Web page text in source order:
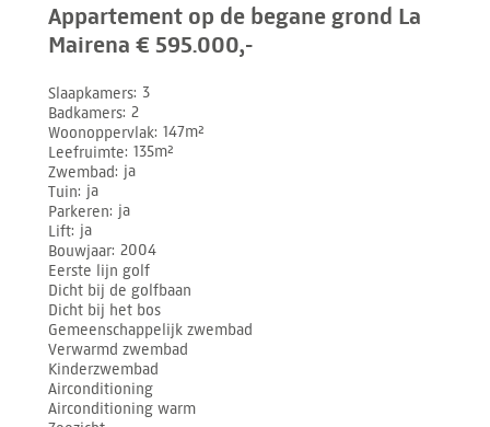
Appartement op de begane grond La
Mairena € 595.000,-
Slaapkamers 3
Badkamers 2
Woonoppervlak 147m²
Leefruimte 135m²
Zwembad ja
Tuin ja
Parkeren ja
Lift ja
Bouwjaar 2004
Eerste lijn golf
Dicht bij de golfbaan
Dicht bij het bos
Gemeenschappelijk zwembad
Verwarmd zwembad
Kinderzwembad
Airconditioning
Airconditioning warm